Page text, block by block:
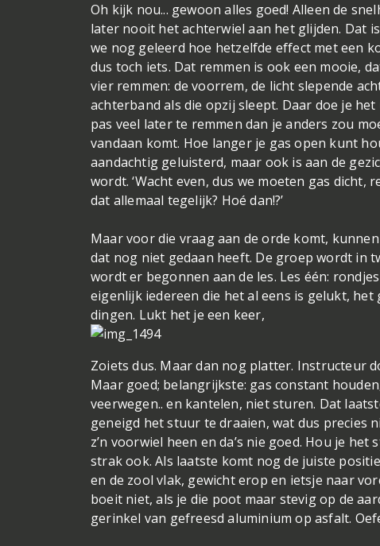
Oh kijk nou... gewoon alles goed! Alleen de
later nooit het achterwiel aan het glijden. Dat
we nog geleerd hoe hetzelfde effect met een
dus toch iets. Dat remmen is ook een mooie,
vier remmen: de voorrem, de licht slepende
achterband als die opzij sleept. Daar doe je
pas veel later te remmen dan je anders zou
vandaan komt. Hoe langer je gas open kunt
aandachtig geluisterd, maar ook is aan de
wordt. ‘Wacht even, dus we moeten gas
dat allemaal tegelijk? Hoé dan!?’
Maar voor die vraag aan de orde komt,
dat nog niet gedaan heeft. De groep wordt in
wordt er begonnen aan de les. Les één:
eigenlijk iedereen die het al eens is gelukt,
dingen. Lukt het je een keer,
Zoiets dus. Maar dan nog platter. Instructeur
Maar goed; belangrijkste: gas constant
veerwegen.. en kantelen, niet sturen. Dat
geneigd het stuur te draaien, wat dus precies
z’n voorwiel heen en da’s nie goed. Hou je
strak ook. Als laatste komt nog de juiste
en de zool vlak, gewicht erop en ietsje naar
boeit niet, als je die poot maar stevig op de
gerinkel van gefreesd aluminium op asfalt.